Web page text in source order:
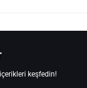
keşfedin!